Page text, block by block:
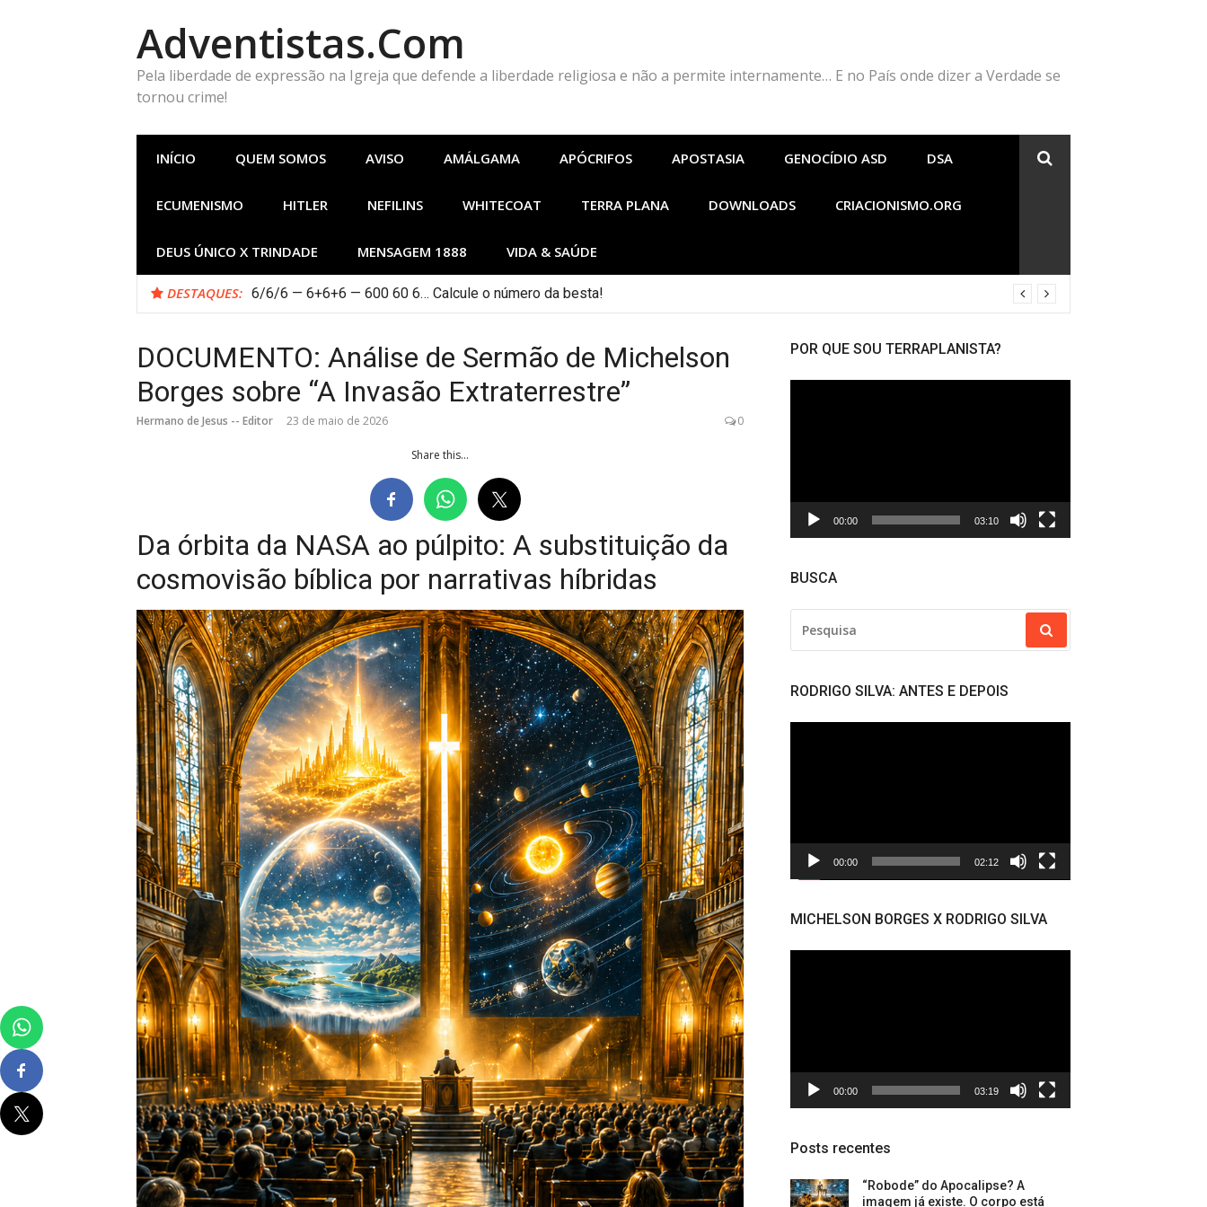
Adventistas.Com
Pela liberdade de expressão na Igreja que defende a liberdade religiosa e não a permite internamente… E no País onde dizer a Verdade se
tornou crime!
INÍCIO QUEM SOMOS AVISO AMÁLGAMA APÓCRIFOS APOSTASIA GENOCÍDIO ASD DSA
ECUMENISMO HITLER NEFILINS WHITECOAT TERRA PLANA DOWNLOADS CRIACIONISMO.ORG
DEUS ÚNICO X TRINDADE MENSAGEM 1888 VIDA & SAÚDE
DESTAQUES: 6/6/6 — 6+6+6 — 600 60 6… Calcule o número da besta!
DOCUMENTO: Análise de Sermão de Michelson
Borges sobre “A Invasão Extraterrestre”
Hermano de Jesus -- Editor 23 de maio de 2026 0
Share this...
Da órbita da NASA ao púlpito: A substituição da
cosmovisão bíblica por narrativas híbridas
POR QUE SOU TERRAPLANISTA?
00:00 03:10
BUSCA
POR:
RODRIGO SILVA: ANTES E DEPOIS
00:00 02:12
MICHELSON BORGES X RODRIGO SILVA
00:00 03:19
Posts recentes
“Robode” do Apocalipse? A
imagem já existe. O corpo está